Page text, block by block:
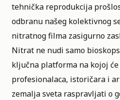
tehnička reprodukcija
odbranu našeg kolektivnog
nitratnog filma zasigurno
Nitrat ne nudi samo
ključna platforma na kojoj
profesionalaca, istoričara i
zemalja sveta raspravljati o